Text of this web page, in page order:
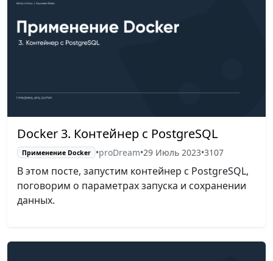
Docker 3. Контейнер с PostgreSQL
Применение Docker •proDream•29 Июль 2023•3107
В этом посте, запустим контейнер с PostgreSQL,
поговорим о параметрах запуска и сохранении
данных.